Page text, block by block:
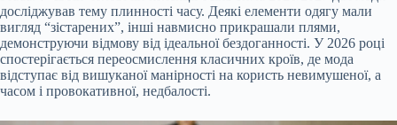
досліджував тему плинності часу. Деякі елементи одягу мали
вигляд “зістарених”, інші навмисно прикрашали плями,
демонструючи відмову від ідеальної бездоганності. У 2026 році
спостерігається переосмислення класичних кроїв, де мода
відступає від вишуканої манірності на користь невимушеної, а
часом і провокативної, недбалості.